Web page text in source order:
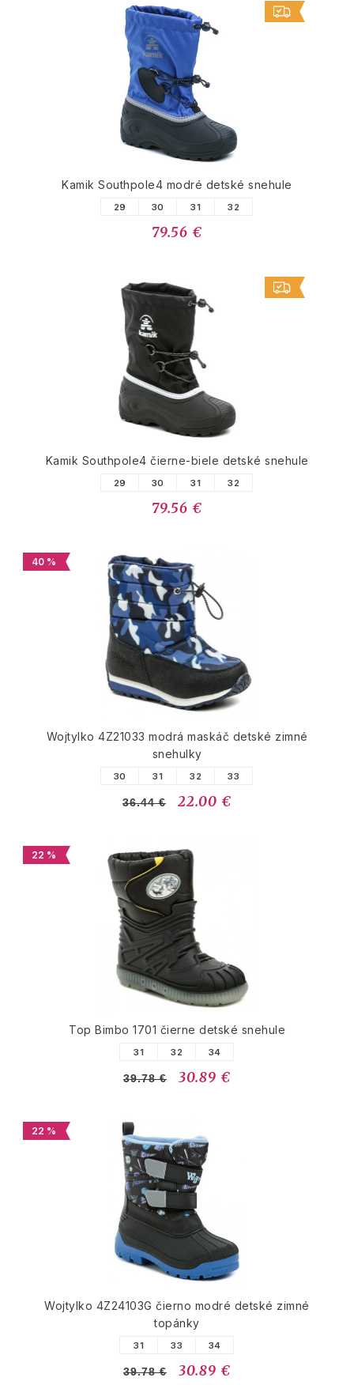
Kamik Southpole4 modré detské snehule
29 30 31 32
79.56 €
Kamik Southpole4 čierne-biele detské snehule
29 30 31 32
79.56 €
40 %
Wojtylko 4Z21033 modrá maskáč detské zimné
snehulky
30 31 32 33
36.44 € 22.00 €
22 %
Top Bimbo 1701 čierne detské snehule
31 32 34
39.78 € 30.89 €
22 %
Wojtylko 4Z24103G čierno modré detské zimné
topánky
31 33 34
39.78 € 30.89 €